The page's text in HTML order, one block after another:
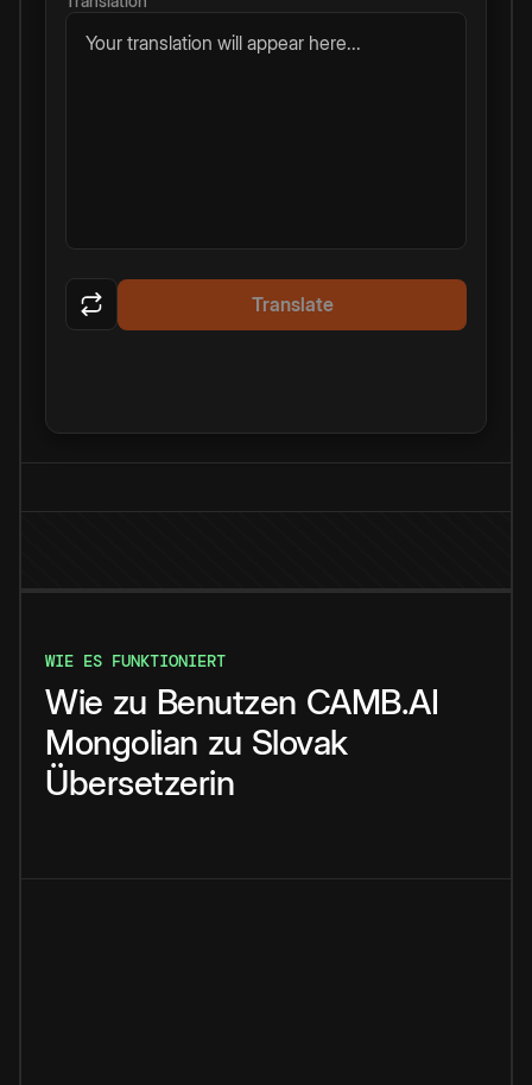
Your translation will appear here...
Translate
WIE ES FUNKTIONIERT
Wie zu Benutzen CAMB.AI
Mongolian zu Slovak
Übersetzerin